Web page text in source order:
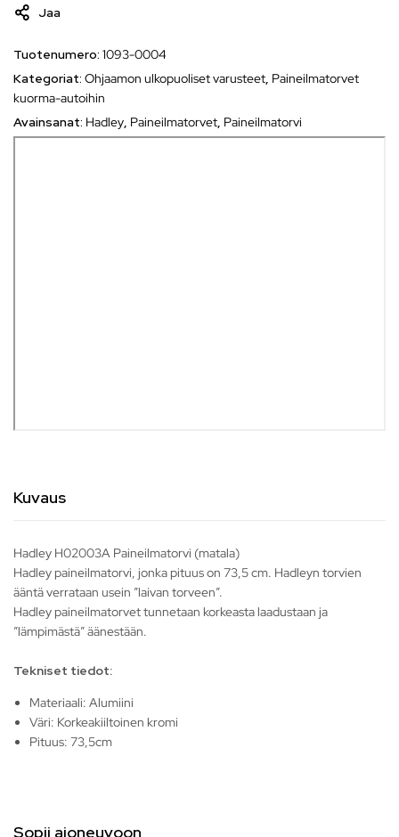
Jaa
Tuotenumero: 1093-0004
Kategoriat: Ohjaamon ulkopuoliset varusteet, Paineilmatorvet
kuorma-autoihin
Avainsanat: Hadley, Paineilmatorvet, Paineilmatorvi
Kuvaus
Hadley H02003A Paineilmatorvi (matala)
Hadley paineilmatorvi, jonka pituus on 73,5 cm. Hadleyn torvien
ääntä verrataan usein ”laivan torveen”.
Hadley paineilmatorvet tunnetaan korkeasta laadustaan ja
”lämpimästä” äänestään.
Tekniset tiedot:
Materiaali: Alumiini
Väri: Korkeakiiltoinen kromi
Pituus: 73,5cm
Sopii ajoneuvoon